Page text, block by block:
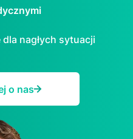
nagłych sytuacji
o nas